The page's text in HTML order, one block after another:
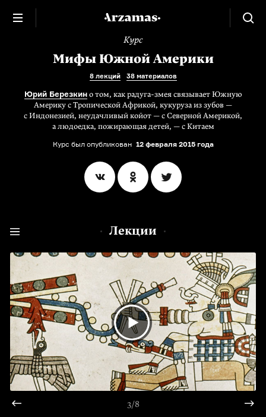
Курс
Мифы Южной Америки
8 лекций 38 материалов
Юрий Березкино том, как радуга-змея связывает Южную
Америку с Тропической Африкой, кукуруза из зубов —
с Индонезией, неудачливый койот — с Северной Америкой,
а людоедка, пожирающая детей, — с Китаем
Курс был опубликован 12 февраля 2015 года
Лекции
3/8